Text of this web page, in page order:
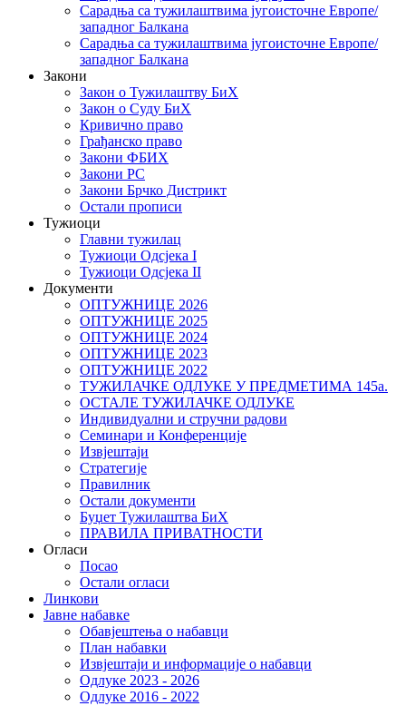
Сарадња са тужилаштвима југоисточне Европе/
западног Балкана
Сарадња са тужилаштвима југоисточне Европе/
западног Балкана
Закони
Закон о Тужилаштву БиХ
Закон о Суду БиХ
Кривично право
Грађанско право
Закони ФБИХ
Закони РС
Закони Брчко Дистрикт
Остали прописи
Тужиоци
Главни тужилац
Тужиоци Oдсјекa I
Тужиоци Oдсјекa II
Документи
ОПТУЖНИЦЕ 2026
ОПТУЖНИЦЕ 2025
ОПТУЖНИЦЕ 2024
ОПТУЖНИЦЕ 2023
ОПТУЖНИЦЕ 2022
ТУЖИЛАЧКЕ ОДЛУКЕ У ПРЕДМЕТИМА 145а.
ОСТАЛЕ ТУЖИЛАЧКЕ ОДЛУКЕ
Индивидуални и стручни радови
Семинари и Конференције
Извјештаји
Стратегије
Правилник
Остали документи
Буџет Тужилаштва БиХ
ПРАВИЛА ПРИВАТНОСТИ
Огласи
Посао
Остали огласи
Линкови
Јавне набавке
Обавјештења о набавци
План набавки
Извјештаји и информације о набавци
Одлуке 2023 - 2026
Одлуке 2016 - 2022